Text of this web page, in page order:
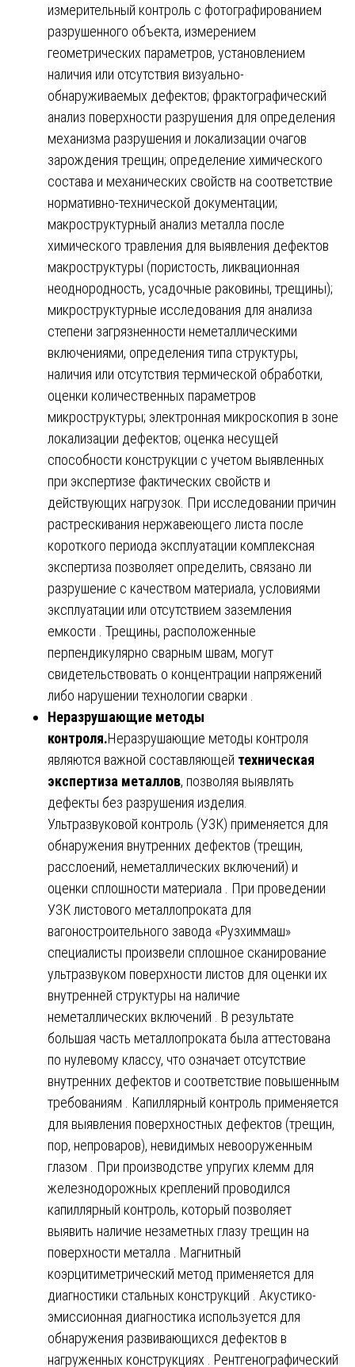
измерительный контроль с фотографированием
разрушенного объекта, измерением
геометрических параметров, установлением
наличия или отсутствия визуально-
обнаруживаемых дефектов; фрактографический
анализ поверхности разрушения для определения
механизма разрушения и локализации очагов
зарождения трещин; определение химического
состава и механических свойств на соответствие
нормативно-технической документации;
макроструктурный анализ металла после
химического травления для выявления дефектов
макроструктуры (пористость, ликвационная
неоднородность, усадочные раковины, трещины);
микроструктурные исследования для анализа
степени загрязненности неметаллическими
включениями, определения типа структуры,
наличия или отсутствия термической обработки,
оценки количественных параметров
микроструктуры; электронная микроскопия в зоне
локализации дефектов; оценка несущей
способности конструкции с учетом выявленных
при экспертизе фактических свойств и
действующих нагрузок. При исследовании причин
растрескивания нержавеющего листа после
короткого периода эксплуатации комплексная
экспертиза позволяет определить, связано ли
разрушение с качеством материала, условиями
эксплуатации или отсутствием заземления
емкости . Трещины, расположенные
перпендикулярно сварным швам, могут
свидетельствовать о концентрации напряжений
либо нарушении технологии сварки .
Неразрушающие методы
контроля.Неразрушающие методы контроля
являются важной составляющей техническая
экспертиза металлов, позволяя выявлять
дефекты без разрушения изделия.
Ультразвуковой контроль (УЗК) применяется для
обнаружения внутренних дефектов (трещин,
расслоений, неметаллических включений) и
оценки сплошности материала . При проведении
УЗК листового металлопроката для
вагоностроительного завода «Рузхиммаш»
специалисты произвели сплошное сканирование
ультразвуком поверхности листов для оценки их
внутренней структуры на наличие
неметаллических включений . В результате
большая часть металлопроката была аттестована
по нулевому классу, что означает отсутствие
внутренних дефектов и соответствие повышенным
требованиям . Капиллярный контроль применяется
для выявления поверхностных дефектов (трещин,
пор, непроваров), невидимых невооруженным
глазом . При производстве упругих клемм для
железнодорожных креплений проводился
капиллярный контроль, который позволяет
выявить наличие незаметных глазу трещин на
поверхности металла . Магнитный
коэрцитиметрический метод применяется для
диагностики стальных конструкций . Акустико-
эмиссионная диагностика используется для
обнаружения развивающихся дефектов в
нагруженных конструкциях . Рентгенографический